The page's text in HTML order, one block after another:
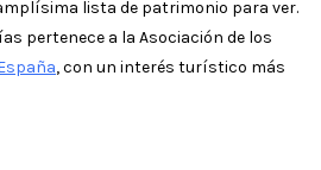
lista de patrimonio para ver.
pertenece a la Asociación de los
, con un interés turístico más